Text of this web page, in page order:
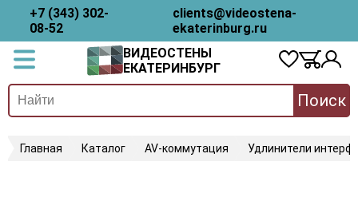
+7 (343) 302-
08-52
clients@videostena-
ekaterinburg.ru
ВИДЕОСТЕНЫ
ЕКАТЕРИНБУРГ
Поиск
Главная Каталог AV-коммутация Удлинители